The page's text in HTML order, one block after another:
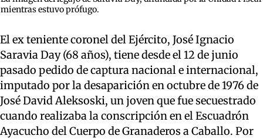
mientras estuvo prófugo.
El ex teniente coronel del Ejército, José Ignacio
Saravia Day (68 años), tiene desde el 12 de junio
pasado pedido de captura nacional e internacional,
imputado por la desaparición en octubre de 1976 de
José David Aleksoski, un joven que fue secuestrado
cuando realizaba la conscripción en el Escuadrón
Ayacucho del Cuerpo de Granaderos a Caballo. Por